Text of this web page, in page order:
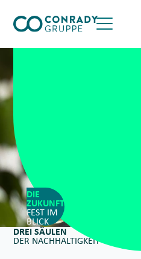
öffnet das Hauptmenü
DIE
ZUKUNFT
FEST IM
BLICK
DREI SÄULEN
DER NACHHALTIGKEIT